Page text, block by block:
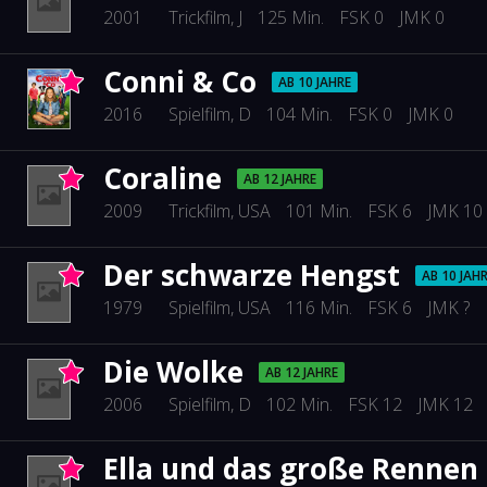
2001 Trickfilm, J 125 Min. FSK 0 JMK 0
Conni & Co AB 10 JAHRE
2016 Spielfilm, D 104 Min. FSK 0 JMK 0
Coraline AB 12 JAHRE
2009 Trickfilm, USA 101 Min. FSK 6 JMK 10
Der schwarze Hengst AB 10
1979 Spielfilm, USA 116 Min. FSK 6 JMK ?
Die Wolke AB 12 JAHRE
2006 Spielfilm, D 102 Min. FSK 12 JMK 12
Ella und das große Rennen